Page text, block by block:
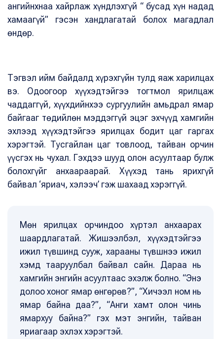
ангийнхнаа хайрлаж хүндлэхгүй “ бусад хүн надад
хамаагүй” гэсэн хандлагатай болох магадлал
өндөр.
Тэгвэл ийм байдалд хүрэхгүйн тулд яаж харилцах
вэ. Одоогоор хүүхэдтэйгээ тогтмол ярилцаж
чаддаггүй, хүүхдийнхээ сургуулийн амьдрал ямар
байгааг төдийлөн мэддэггүй эцэг эхчүүд хамгийн
эхлээд хүүхэдтэйгээ ярилцах бодит цаг гаргах
хэрэгтэй. Тусгайлан цаг товлоод, тайван орчин
үүсгэх нь чухал. Гэхдээ шууд олон асуултаар булж
болохгүйг анхаараарай. Хүүхэд тань ярихгүй
байвал ‘яриач, хэлээч’ гэж шахаад хэрэггүй.
Мөн ярилцах орчиндоо хүртэл анхаарах
шаардлагатай. Жишээлбэл, хүүхэдтэйгээ
ижил түвшинд сууж, харааны түвшнээ ижил
хэмд тааруулбал байвал сайн. Дараа нь
хамгийн энгийн асуултаас эхэлж болно. “Энэ
долоо хоног ямар өнгөрөв?”, “Хичээл ном нь
ямар байна даа?”, “Анги хамт олон чинь
ямархуу байна?” гэх мэт энгийн, тайван
яриагаар эхлэх хэрэгтэй.